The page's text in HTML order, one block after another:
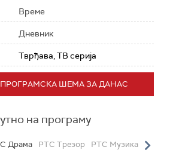
Време
Дневник
Тврђава, ТВ серија
ПРОГРАМСКА ШЕМА ЗА ДАНАС
на програму
Драма РТС Трезор РТС Музика РТС